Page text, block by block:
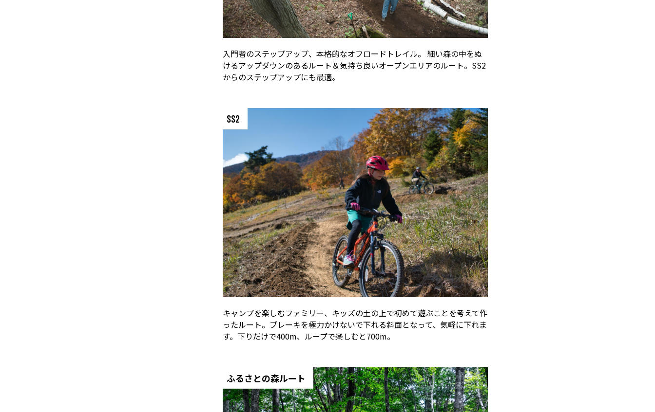
入門者のステップアップ、本格的なオフロードトレイル。 細い森の中をぬ
けるアップダウンのあるルート＆気持ち良いオープンエリアのルート。SS2
からのステップアップにも最適。
SS2
キャンプを楽しむファミリー、キッズの土の上で初めて遊ぶことを考えて作
ったルート。ブレーキを極力かけないで下れる斜面となって、気軽に下れま
す。下りだけで400m、ループで楽しむと700m。
ふるさとの森ルート